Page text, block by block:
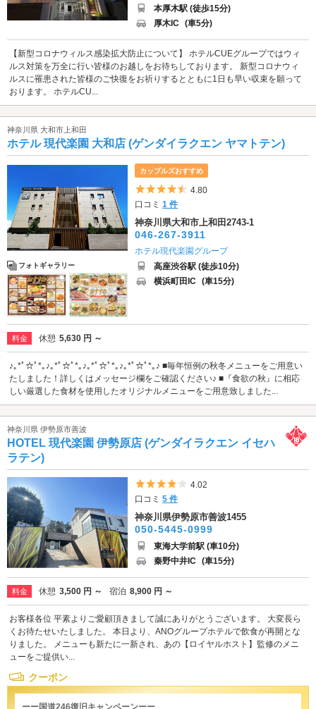
本厚木駅 (徒歩15分)
厚木IC (車5分)
【新型コロナウィルス感染拡大防止について】 ホテルCUEグループではウィ
ルス対策を万全に行い皆様のお越しをお待ちしております。 新型コロナウィ
ルスに罹患された皆様のご快復をお祈りするとともに1日も早い収束を願って
おります。 ホテルCU...
神奈川県 大和市上和田
ホテル 現代楽園 大和店 (ゲンダイラクエン ヤマトテン)
フォトギャラリー
カップルズおすすめ
5つ星のうち4.5
4.80
口コミ1 件
神奈川県大和市上和田2743-1
046-267-3911
ホテル現代楽園グループ
高座渋谷駅 (徒歩10分)
横浜町田IC (車15分)
料金 休憩 5,630 円 ～
♪｡*ﾟ☆ﾟ*｡♪｡*ﾟ☆ﾟ*｡♪｡*ﾟ☆ﾟ*｡♪｡*ﾟ☆ﾟ*｡♪ ■毎年恒例の秋冬メニューをご用意い
たしました！詳しくはメッセージ欄をご確認ください♪ ■『食欲の秋』に相応
しい厳選した食材を使用したオリジナルメニューをご用意致しました...
神奈川県 伊勢原市善波
HOTEL 現代楽園 伊勢原店 (ゲンダイラクエン イセハ
ラテン)
5つ星のうち4
4.02
口コミ5 件
神奈川県伊勢原市善波1455
050-5445-0999
東海大学前駅 (車10分)
秦野中井IC (車15分)
料金 休憩 3,500 円 ～ 宿泊 8,900 円 ～
お客様各位 平素よりご愛顧頂きまして誠にありがとうございます。 大変長ら
くお待たせいたしました。 本日より、ANOグループホテルで飲食が再開とな
りました。 メニューも新たに一新され、あの【ロイヤルホスト】監修のメニ
ューをご提供い...
クーポン